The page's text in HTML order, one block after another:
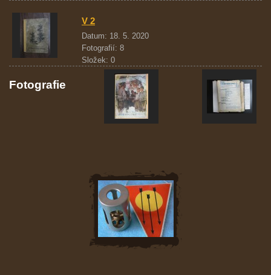
V 2
Datum: 18. 5. 2020
Fotografií: 8
Složek: 0
Fotografie